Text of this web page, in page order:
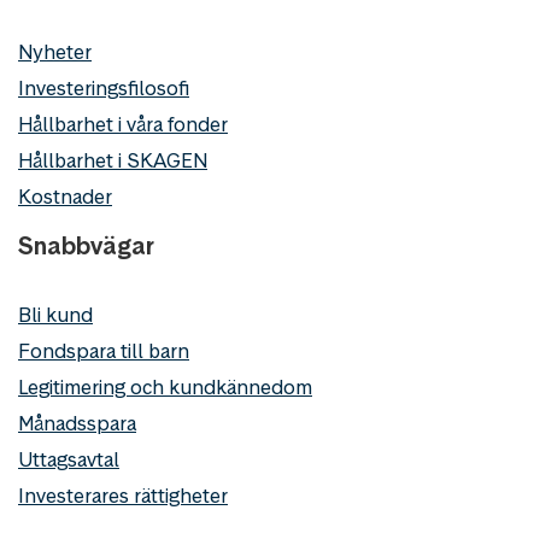
Nyheter
Investeringsfilosofi
Hållbarhet i våra fonder
Hållbarhet i SKAGEN
Kostnader
Snabbvägar
Bli kund
Fondspara till barn
Legitimering och kundkännedom
Månadsspara
Uttagsavtal
Investerares rättigheter